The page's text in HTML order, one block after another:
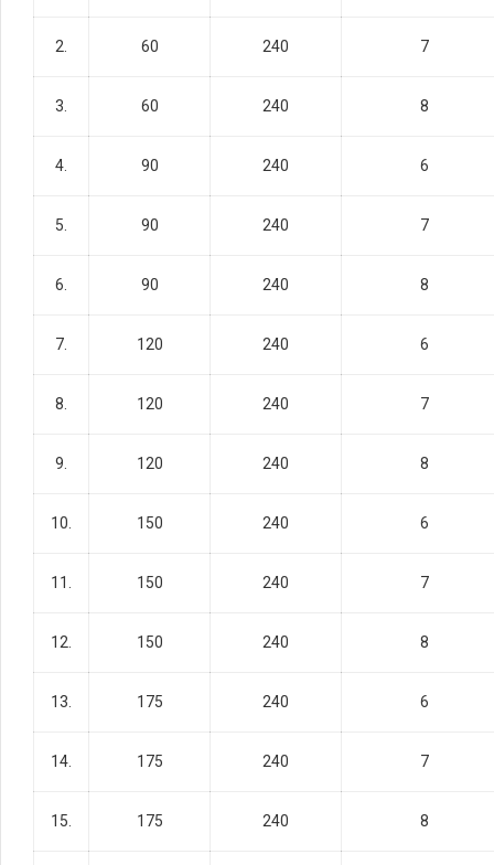
2. 60 240 7
3. 60 240 8
4. 90 240 6
5. 90 240 7
6. 90 240 8
7. 120 240 6
8. 120 240 7
9. 120 240 8
10. 150 240 6
11. 150 240 7
12. 150 240 8
13. 175 240 6
14. 175 240 7
15. 175 240 8